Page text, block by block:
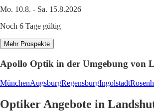
Mo. 10.8. - Sa. 15.8.2026
Noch 6 Tage gültig
Mehr Prospekte
Apollo Optik in der Umgebung von
MünchenAugsburgRegensburgIngolstadt
Optiker Angebote in